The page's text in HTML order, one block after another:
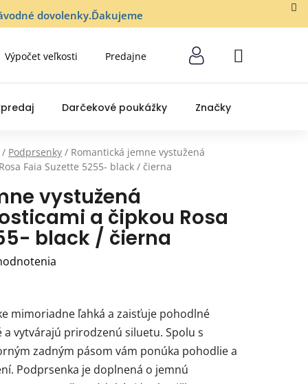
dovolenky.Ďakujeme
Výpočet veľkosti Predajne
NÁKUPNÝ
Darčekové poukážky Značky
/ Podprsenky / Romantická jemne vystužená
Faia Suzette 5255- black / čierna
vystužená
a čipkou Rosa
black / čierna
mimoriadne ľahká a zaisťuje pohodlné
a vytvárajú prirodzenú siluetu. Spolu s
zadným pásom vám ponúka pohodlie a
Podprsenka je doplnená o jemnú